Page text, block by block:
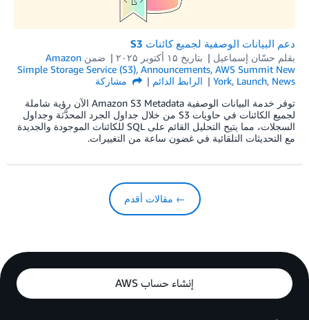
دعم البيانات الوصفية لجميع كائنات S3
بقلم حسّان إسماعيل بتاريخ ۱۵ أكتوبر ۲۰۲۵ ضمن Amazon
Simple Storage Service (S3), Announcements, AWS Summit New
York, Launch, News الرابط الدائم
مشاركة
توفر خدمة البيانات الوصفية Amazon S3 Metadata الآن رؤية شاملة
لجميع الكائنات في حاويات S3 من خلال جداول الجرد المحدَّثة وجداول
السجلات، مما يتيح التحليل القائم على SQL للكائنات الموجودة والجديدة
مع التحديثات التلقائية في غضون ساعة من التغييرات.
← مقالات أقدم
إنشاء حساب AWS